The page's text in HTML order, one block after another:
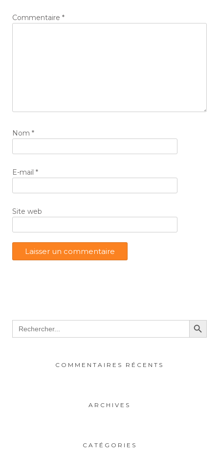
Commentaire *
Nom *
E-mail *
Site web
Search
for:
Search Button
COMMENTAIRES RÉCENTS
ARCHIVES
CATÉGORIES